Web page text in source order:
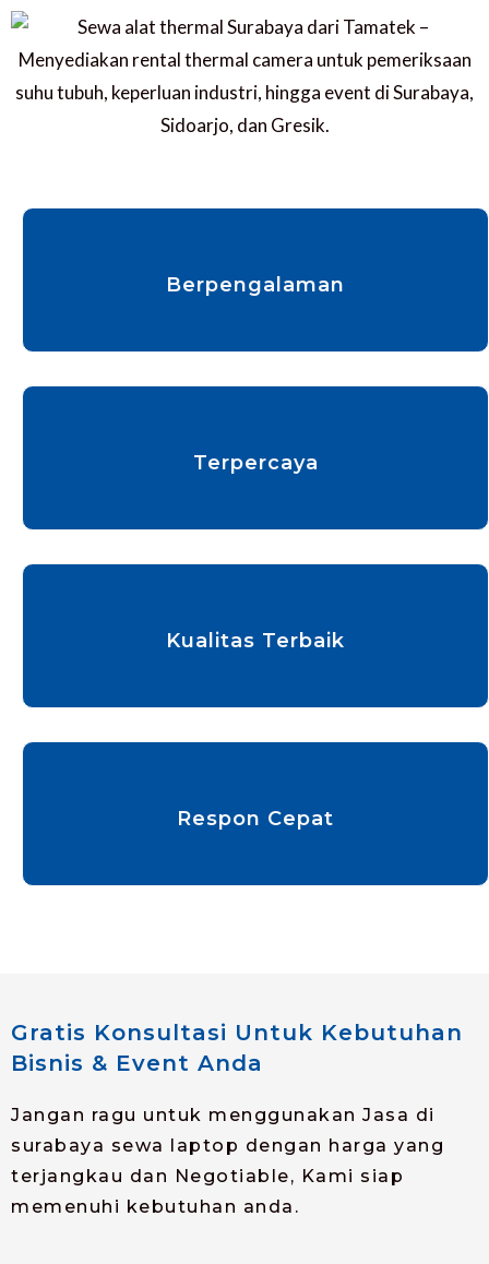
Berpengalaman
Terpercaya
Kualitas Terbaik
Respon Cepat
Gratis Konsultasi Untuk Kebutuhan
Bisnis & Event Anda
Jangan ragu untuk menggunakan Jasa di
surabaya sewa laptop dengan harga yang
terjangkau dan Negotiable, Kami siap
memenuhi kebutuhan anda.